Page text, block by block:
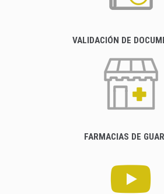
VALIDACIÓN DE
FARMACIAS DE